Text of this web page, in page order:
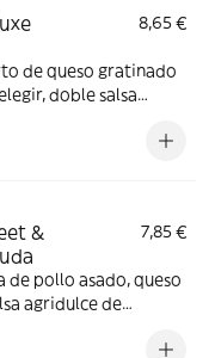
8,65 €
de queso gratinado
doble salsa
&
7,85 €
de pollo asado, queso
agridulce de